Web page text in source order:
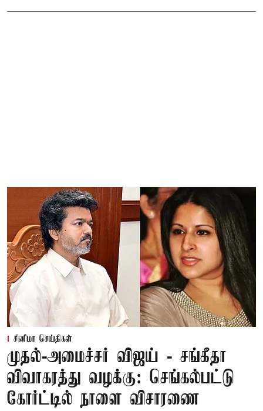
சினிமா செய்திகள்
முதல்-அமைச்சர் விஜய் - சங்கீதா
விவாகரத்து வழக்கு: செங்கல்பட்டு
கோர்ட்டில் நாளை விசாரணை